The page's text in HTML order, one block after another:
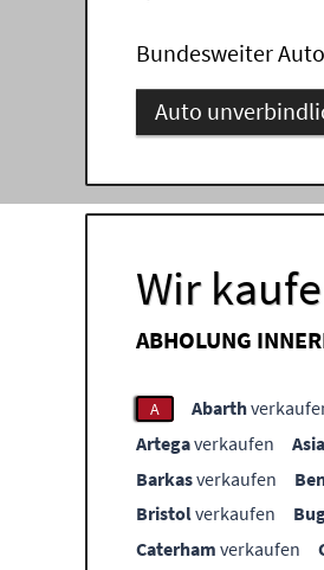
Bundesweiter
Auto
Wir
ABHOLUNG
A Abarth
Artegaverkaufen
Barkasverkaufen
Bristolverkaufen
Caterham verkaufen